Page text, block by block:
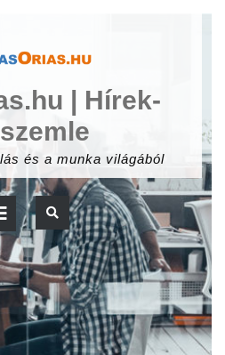
| Hírek-
és a munka világából
Open
Button